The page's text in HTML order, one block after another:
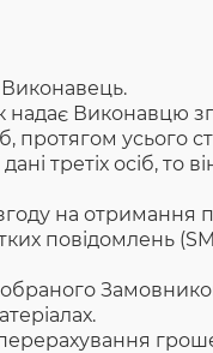
Виконавцю
усього
третіх осіб, то
на отримання
повідомлень
обраного